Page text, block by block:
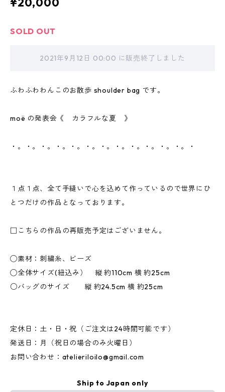
SOLD OUT
2021年9月12日 00:00 に販売終了しました
ふわふわわんこのお散歩 shoulder bag です。
moë の発表会《 カラフルな夏 》
・。・。・。・。・。・。・。・。・。・。・。・。・
１点１点、全て手縫いで心を込めて作っているので世界にひ
とつだけの作品となっております。
□こちらの作品の再販売予定はございません。
◯素材：刺繍糸、ビーズ
◯全体サイズ(紐込み） 縦 約110cm 横 約25cm
○バッグのサイズ 縦 約24.5cm 横 約25cm
定休日：土・日・祝（ご注文は24時間可能です）
発送日：月（祝日の場合のみ火曜日）
お問い合わせ： atelieriloilo@gmail.com
Ship to Japan only